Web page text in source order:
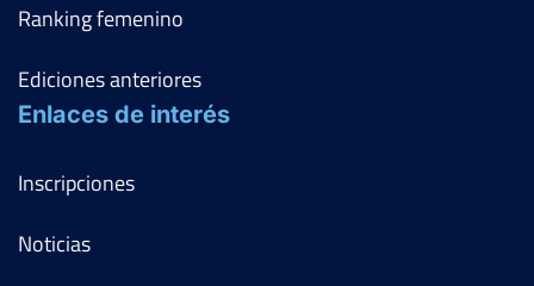
Ranking femenino
Ediciones anteriores
Enlaces de interés
Inscripciones
Noticias